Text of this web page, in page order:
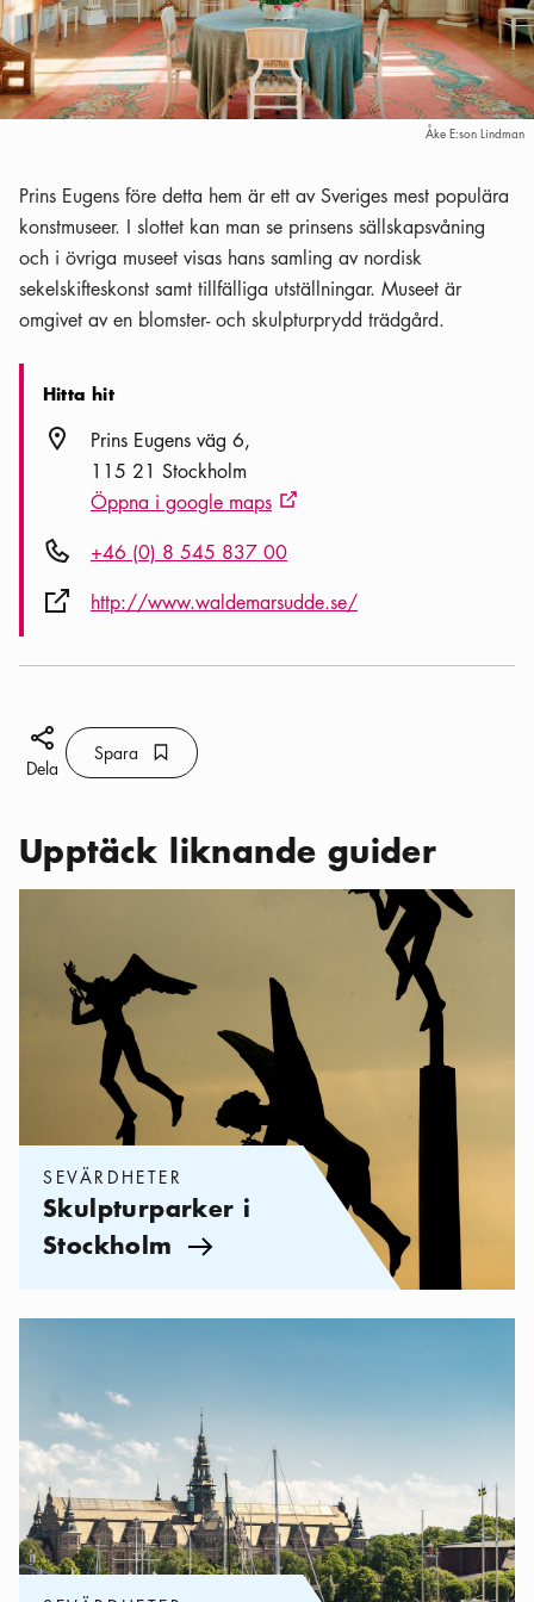
Åke E:son Lindman
Prins Eugens före detta hem är ett av Sveriges mest populära
konstmuseer. I slottet kan man se prinsens sällskapsvåning
och i övriga museet visas hans samling av nordisk
sekelskifteskonst samt tillfälliga utställningar. Museet är
omgivet av en blomster- och skulpturprydd trädgård.
Hitta hit
Plats ikonPrins Eugens väg 6
115 21 Stockholm
Öppna i google maps Extern ikon
Telefon ikon+46 (0) 8 545 837 00
Extern ikonhttp://www.waldemarsudde.se/
Dela ikon
Dela
Spara Bokmärke ikon
Spara
Upptäck liknande guider
Skulpturparker i Stockholm
SEVÄRDHETER
Skulpturparker i
Stockholm Pil ikon